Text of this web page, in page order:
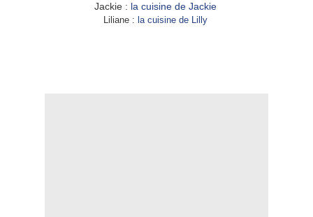
Jackie : la cuisine de Jackie
Liliane : la cuisine de Lilly